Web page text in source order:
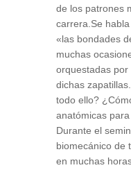
de los patrones
carrera.Se
«las bondades
muchas
orquestadas
dichas
todo ello?
anatómicas
Durante el
biomecánico de
en muchas